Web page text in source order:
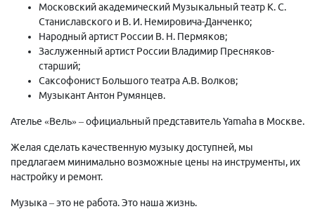
Московский академический Музыкальный театр К. С.
Станиславского и В. И. Немировича-Данченко;
Народный артист России В. Н. Пермяков;
Заслуженный артист России Владимир Пресняков-
старший;
Саксофонист Большого театра А.В. Волков;
Музыкант Антон Румянцев.
Ателье «Вель» – официальный представитель Yamaha в Москве.
Желая сделать качественную музыку доступней, мы
предлагаем минимально возможные цены на инструменты, их
настройку и ремонт.
Музыка – это не работа. Это наша жизнь.